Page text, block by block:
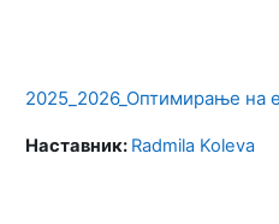
2025_2026_Оптимирање на
Наставник: Radmila Koleva